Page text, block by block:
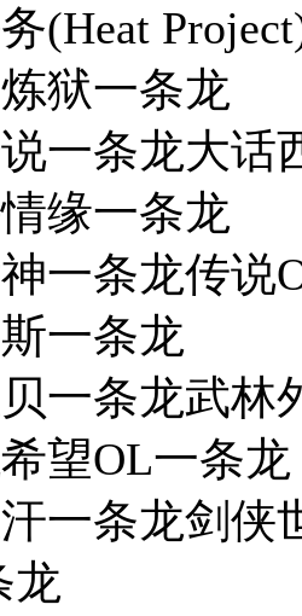
(Heat
狱一条龙
一条龙大话
缘一条龙
一条龙传说
一条龙
一条龙武林
望OL一条龙
一条龙剑侠
龙